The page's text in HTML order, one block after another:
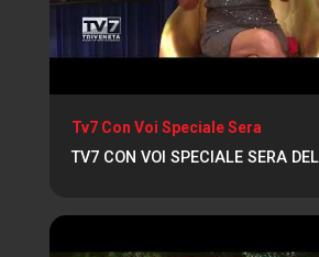
Tv7 Con Voi Speciale Sera
TV7 CON VOI SPECIALE SERA